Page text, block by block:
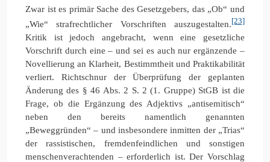
Zwar ist es primär Sache des Gesetzgebers, das „Ob“ und
„Wie“ strafrechtlicher Vorschriften auszugestalten.[23]
Kritik ist jedoch angebracht, wenn eine gesetzliche
Vorschrift durch eine – und sei es auch nur ergänzende –
Novellierung an Klarheit, Bestimmtheit und Praktikabilität
verliert. Richtschnur der Überprüfung der geplanten
Änderung des § 46 Abs. 2 S. 2 (1. Gruppe) StGB ist die
Frage, ob die Ergänzung des Adjektivs „antisemitisch“
neben den bereits namentlich genannten
„Beweggründen“ – und insbesondere inmitten der „Trias“
der rassistischen, fremdenfeindlichen und sonstigen
menschenverachtenden – erforderlich ist. Der Vorschlag